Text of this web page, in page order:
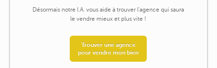
Désormais notre I.A. vous aide à trouver l'agence qui saura
le vendre mieux et plus vite !
Trouver une agence
pour vendre mon bien